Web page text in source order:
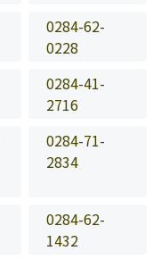
0284-62-
0228
0284-41-
2716
0284-71-
2834
0284-62-
1432